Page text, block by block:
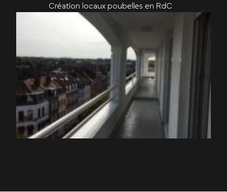
Création locaux poubelles en RdC